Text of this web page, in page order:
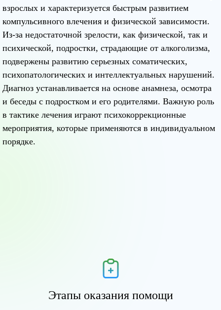
взрослых и характеризуется быстрым развитием
компульсивного влечения и физической зависимости.
Из-за недостаточной зрелости, как физической, так и
психической, подростки, страдающие от алкоголизма,
подвержены развитию серьезных соматических,
психопатологических и интеллектуальных нарушений.
Диагноз устанавливается на основе анамнеза, осмотра
и беседы с подростком и его родителями. Важную роль
в тактике лечения играют психокоррекционные
мероприятия, которые применяются в индивидуальном
порядке.
Этапы оказания помощи